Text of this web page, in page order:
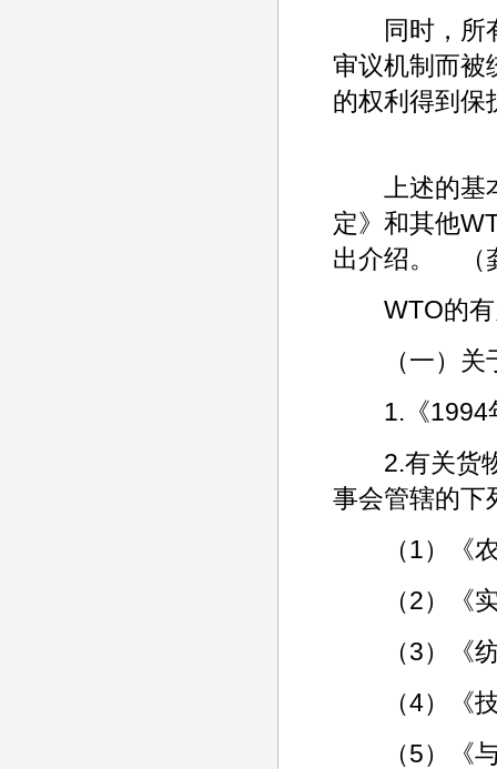
同时，所有
审议机制而被
的权利得到保
上述的基本
定》和其他
出介绍。
WTO的有
（一）关于
1.《1994
2.有关货物
事会管辖的下
（1）《农
（2）《实
（3）《纺
（4）《技
（5）《与